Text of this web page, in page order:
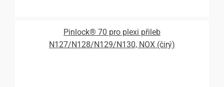
Pinlock® 70 pro plexi přileb
N127/N128/N129/N130, NOX (čirý)